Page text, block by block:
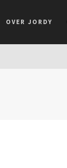
OVER JORDY